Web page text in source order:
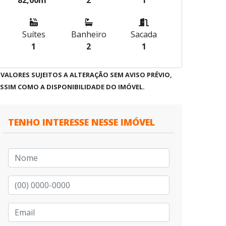
Suítes
1
Banheiro
2
Sacada
1
SUJEITOS A ALTERAÇÃO SEM AVISO PRÉVIO,
COMO A DISPONIBILIDADE DO IMÓVEL.
TENHO INTERESSE NESSE IMÓVEL